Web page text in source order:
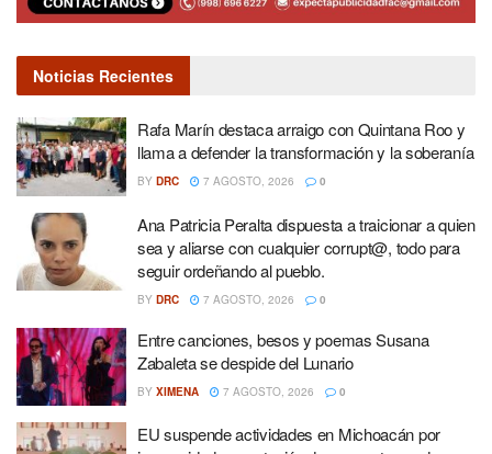
Noticias Recientes
Rafa Marín destaca arraigo con Quintana Roo y
llama a defender la transformación y la soberanía
BY DRC 7 AGOSTO, 2026 0
Ana Patricia Peralta dispuesta a traicionar a quien
sea y aliarse con cualquier corrupt@, todo para
seguir ordeñando al pueblo.
BY DRC 7 AGOSTO, 2026 0
Entre canciones, besos y poemas Susana
Zabaleta se despide del Lunario
BY XIMENA 7 AGOSTO, 2026 0
EU suspende actividades en Michoacán por